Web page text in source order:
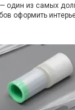
один из самых
оформить